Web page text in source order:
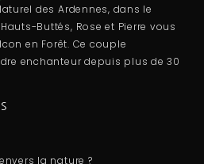
des Ardennes, dans le
Buttés, Rose et Pierre vous
en Forêt. Ce couple
enchanteur depuis plus de 30
la nature ?